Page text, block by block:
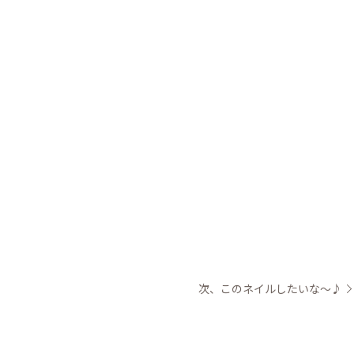
次、このネイルしたいな～♪